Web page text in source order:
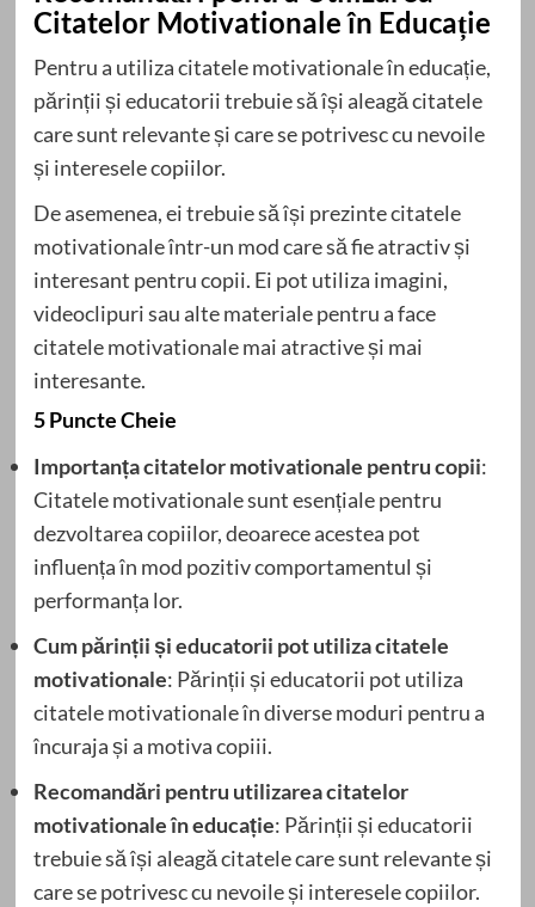
Citatelor Motivationale în Educație
Pentru a utiliza citatele motivationale în educație,
părinții și educatorii trebuie să își aleagă citatele
care sunt relevante și care se potrivesc cu nevoile
și interesele copiilor.
De asemenea, ei trebuie să își prezinte citatele
motivationale într-un mod care să fie atractiv și
interesant pentru copii. Ei pot utiliza imagini,
videoclipuri sau alte materiale pentru a face
citatele motivationale mai atractive și mai
interesante.
5 Puncte Cheie
Importanța citatelor motivationale pentru copii:
Citatele motivationale sunt esențiale pentru
dezvoltarea copiilor, deoarece acestea pot
influența în mod pozitiv comportamentul și
performanța lor.
Cum părinții și educatorii pot utiliza citatele
motivationale: Părinții și educatorii pot utiliza
citatele motivationale în diverse moduri pentru a
încuraja și a motiva copiii.
Recomandări pentru utilizarea citatelor
motivationale în educație: Părinții și educatorii
trebuie să își aleagă citatele care sunt relevante și
care se potrivesc cu nevoile și interesele copiilor.